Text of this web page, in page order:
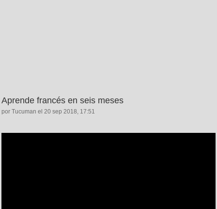
Aprende francés en seis meses
por Tucuman el 20 sep 2018, 17:51